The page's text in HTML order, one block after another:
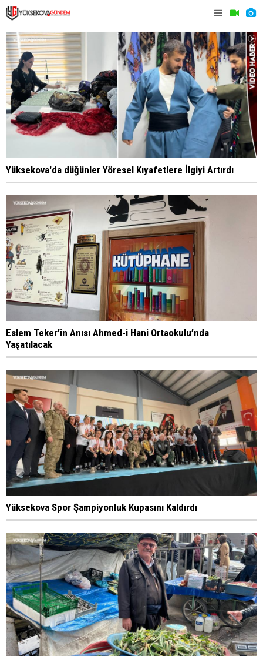
Yüksekova'da düğünler Yöresel Kıyafetlere İlgiyi Artırdı
Eslem Teker’in Anısı Ahmed-i Hani Ortaokulu’nda
Yaşatılacak
Yüksekova Spor Şampiyonluk Kupasını Kaldırdı